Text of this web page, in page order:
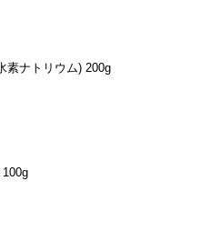
素ナトリウム) 200g